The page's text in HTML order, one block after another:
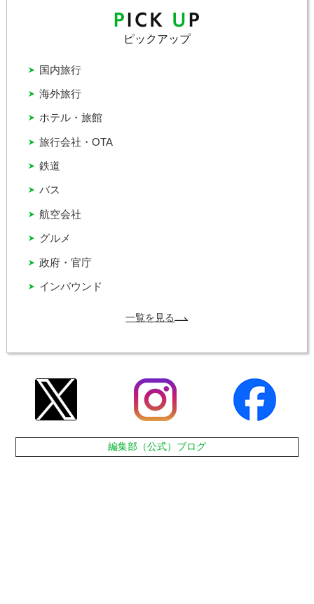
ピックアップ
インバウンド
グルメ
バス
ホテル・旅館
国内旅行
政府・官庁
旅行会社・OTA
海外旅行
航空会社
鉄道
一覧を見る
編集部（公式）ブログ